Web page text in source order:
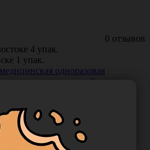
0 отзывов
4 упак.
1 упак.
одноразовая
материала спанбонд
исполнения:
цвет белый, в рулоне, 100
(ООО "Белая Линия") 12377